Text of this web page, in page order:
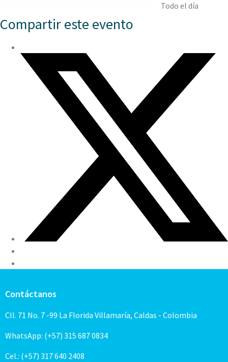
Todo el día
Compartir este evento
Contáctanos
Cll. 71 No. 7 -99 La Florida Villamaría, Caldas - Colombia
WhatsApp: (+57) 315 687 0834
Cel.: (+57) 317 640 2408